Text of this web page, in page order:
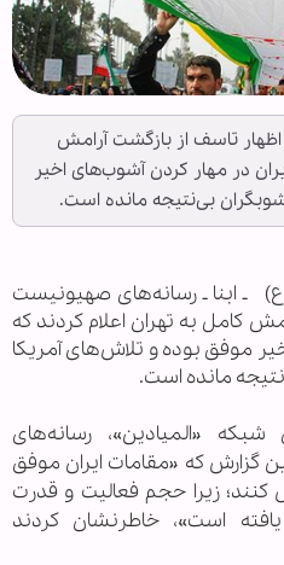
تاسف از بازگشت آرامش
در مهار کردن آشوب‌های اخیر
بی‌نتیجه مانده است.
ـ ابنا ـ رسانه‌های صهیونیست
کامل به تهران اعلام کردند که
موفق بوده و تلاش‌های آمریکا
مانده است.
شبکه «الميادين»، رسانه‌های
گزارش که «مقامات ایران موفق
زیرا حجم فعالیت و قدرت
است»، خاطرنشان کردند